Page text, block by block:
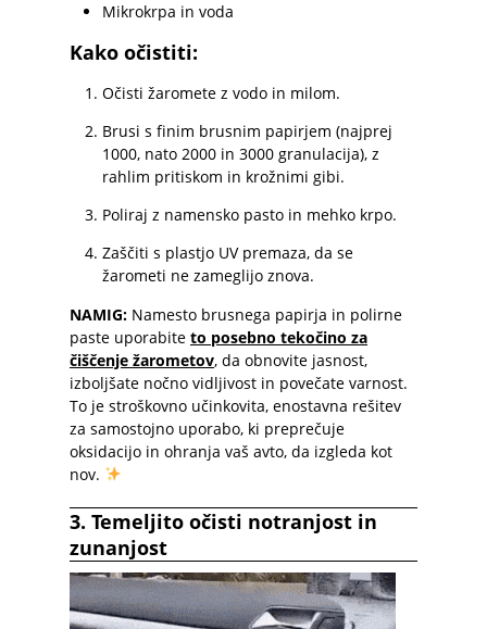
Mikrokrpa in voda
Kako očistiti:
Očisti žaromete z vodo in milom.
Brusi s finim brusnim papirjem (najprej
1000, nato 2000 in 3000 granulacija), z
rahlim pritiskom in krožnimi gibi.
Poliraj z namensko pasto in mehko krpo.
Zaščiti s plastjo UV premaza, da se
žarometi ne zameglijo znova.
NAMIG: Namesto brusnega papirja in polirne
paste uporabite to posebno tekočino za
čiščenje žarometov, da obnovite jasnost,
izboljšate nočno vidljivost in povečate varnost.
To je stroškovno učinkovita, enostavna rešitev
za samostojno uporabo, ki preprečuje
oksidacijo in ohranja vaš avto, da izgleda kot
nov.
3. Temeljito očisti notranjost in
zunanjost